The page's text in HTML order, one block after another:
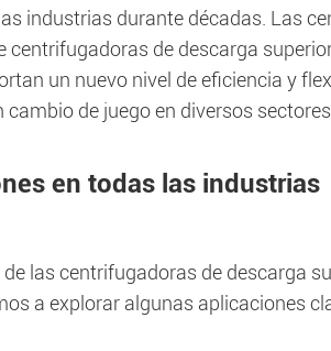
industrias durante décadas. Las
centrifugadoras de descarga
un nuevo nivel de eficiencia y
cambio de juego en diversos sectores.
en todas las industrias
las centrifugadoras de descarga
a explorar algunas aplicaciones